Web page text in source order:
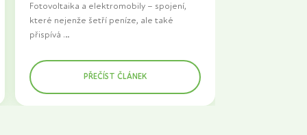
Fotovoltaika a elektromobily – spojení,
které nejenže šetří peníze, ale také
přispívá
uvažujete o investici do fotovoltaické
elektrárny
a zároveň plánujete přechod na
PŘEČÍST ČLÁNEK